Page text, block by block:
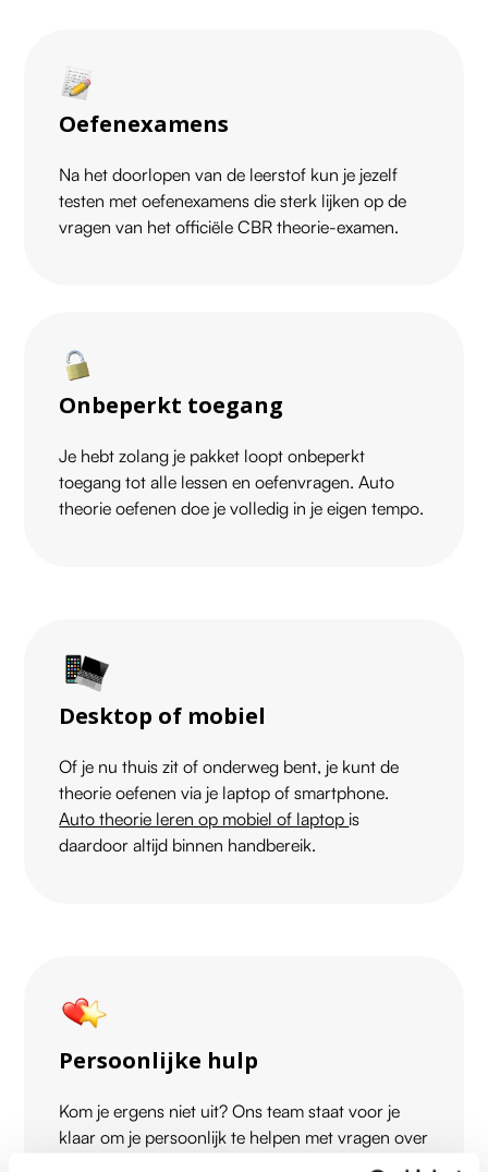
Oefenexamens
Na het doorlopen van de leerstof kun je jezelf
testen met oefenexamens die sterk lijken op de
vragen van het officiële CBR theorie-examen.
Onbeperkt toegang
Je hebt zolang je pakket loopt onbeperkt
toegang tot alle lessen en oefenvragen. Auto
theorie oefenen doe je volledig in je eigen tempo.
Desktop of mobiel
Of je nu thuis zit of onderweg bent, je kunt de
theorie oefenen via je laptop of smartphone.
Auto theorie leren op mobiel of laptop is
daardoor altijd binnen handbereik.
Persoonlijke hulp
Kom je ergens niet uit? Ons team staat voor je
klaar om je persoonlijk te helpen met vragen over